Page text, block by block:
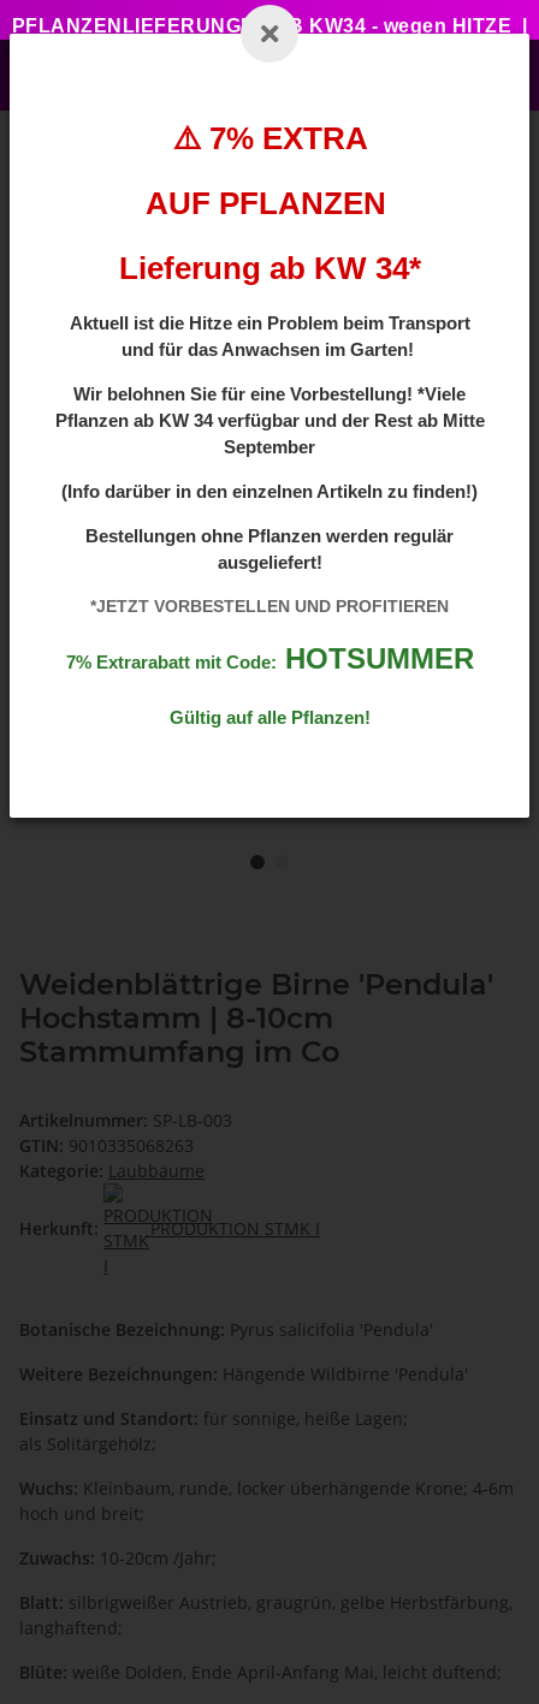
PFLANZENLIEFERUNGEN AB KW34 - wegen HITZE |
⚠️ 7% EXTRA
AUF PFLANZEN
Lieferung ab KW 34*
Aktuell ist die Hitze ein Problem beim Transport
und für das Anwachsen im Garten!
Wir belohnen Sie für eine Vorbestellung! *Viele
Pflanzen ab KW 34 verfügbar und der Rest ab Mitte
September
(Info darüber in den einzelnen Artikeln zu finden!)
Bestellungen ohne Pflanzen werden regulär
ausgeliefert!
*JETZT VORBESTELLEN UND PROFITIEREN
7% Extrarabatt mit Code: HOTSUMMER
Gültig auf alle Pflanzen!
Weidenblättrige Birne 'Pendula'
Hochstamm | 8-10cm
Stammumfang im Co
Artikelnummer: SP-LB-003
GTIN: 9010335068263
Kategorie: Laubbäume
Herkunft: PRODUKTION STMK I
Botanische Bezeichnung: Pyrus salicifolia 'Pendula'
Weitere Bezeichnungen: Hängende Wildbirne 'Pendula'
Einsatz und Standort: für sonnige, heiße Lagen;
als Solitärgehölz;
Wuchs: Kleinbaum, runde, locker überhängende Krone; 4-6m
hoch und breit;
Zuwachs: 10-20cm /Jahr;
Blatt: silbrigweißer Austrieb, graugrün, gelbe Herbstfärbung,
langhaftend;
Blüte: weiße Dolden, Ende April-Anfang Mai, leicht duftend;